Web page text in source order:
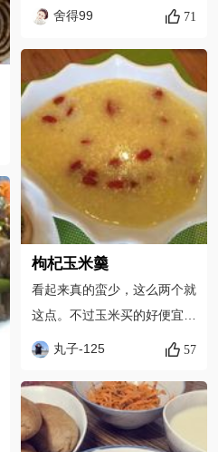
重太上火…拍一块姜，没有老
舍得99 71
枸杞玉米羹
看起来真的蛮少，这么两个就
这点。不过玉米买的好便宜，
早市一块钱三个。
丸子-125 57